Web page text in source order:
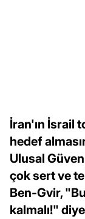
İran'ın İsrail
hedef
Ulusal
çok sert ve
Ben-Gvir,
kalmalı!"